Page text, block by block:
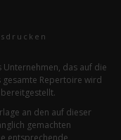
Unternehmen, das auf die
gesamte Repertoire wird
an den auf dieser
gemachten
entsprechende